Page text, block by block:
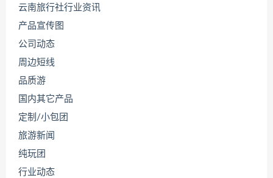
云南旅行社行业资讯
产品宣传图
公司动态
周边短线
品质游
国内其它产品
定制/小包团
旅游新闻
纯玩团
行业动态